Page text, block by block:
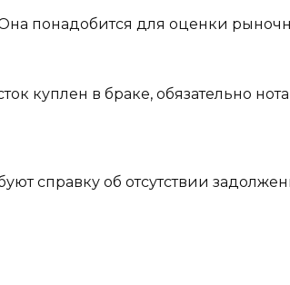
понадобится для оценки
куплен в браке, обязательно
справку об отсутствии